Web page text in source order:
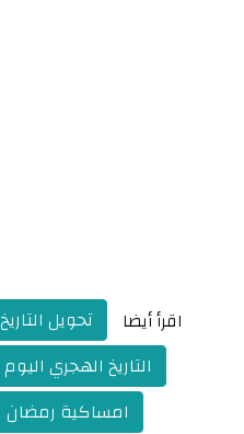
اقرأ أيضا تحويل التاريخ
التاريخ الهجري اليوم
امساكية رمضان